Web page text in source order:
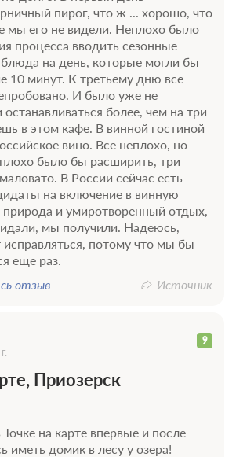
пирог, что ж ... хорошо, что
мы его не видели. Неплохо было
процесса вводить сезонные
на день, которые могли бы
10 минут. К третьему дню все
И было уже не
останавливаться более, чем на три
в этом кафе. В винной гостиной
вино. Все неплохо, но
было бы расширить, три
В России сейчас есть
на включение в винную
природа и умиротворенный отдых,
мы получили. Надеюсь,
исправляться, потому что мы бы
еще раз.
отзыв
Источник
9
Приозерск
на карте впервые и после
иметь домик в лесу у озера!